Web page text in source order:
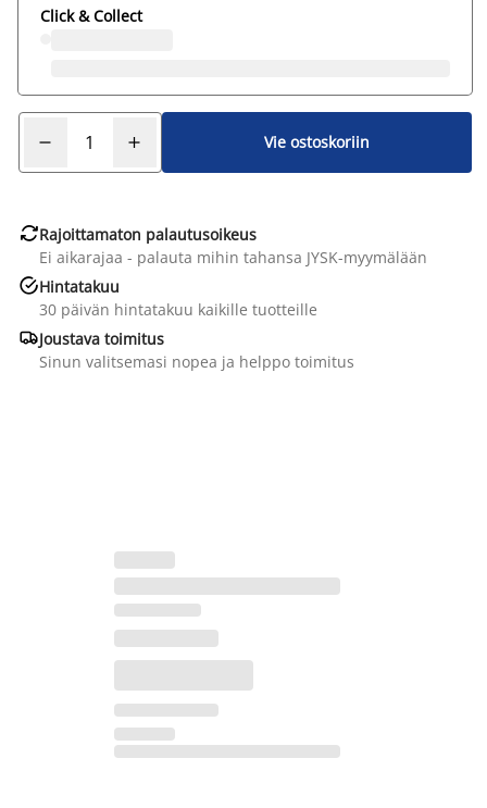
Click & Collect
Vie ostoskoriin
Rajoittamaton palautusoikeus
Ei aikarajaa - palauta mihin tahansa JYSK-myymälään
Hintatakuu
30 päivän hintatakuu kaikille tuotteille
Joustava toimitus
Sinun valitsemasi nopea ja helppo toimitus